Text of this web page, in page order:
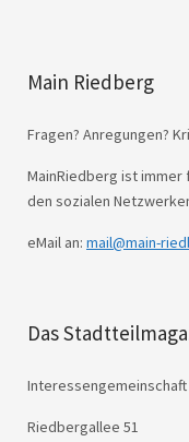
Main Riedberg
Fragen? Anregungen?
MainRiedberg ist immer
den sozialen
eMail an: mail@main-
Das
Riedbergallee 51